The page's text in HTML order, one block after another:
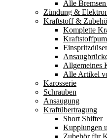
Alle
Zündung &
Kraftstoff &
Komplette
Allgemeines
Alle Artikel
Karosserie
Schrauben
Ansaugung
Kraftübertragung
Short Shifter
Kupplungen
Zubehör für